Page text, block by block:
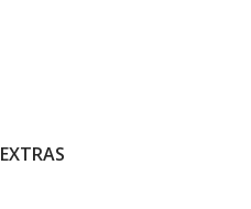
EXTRAS